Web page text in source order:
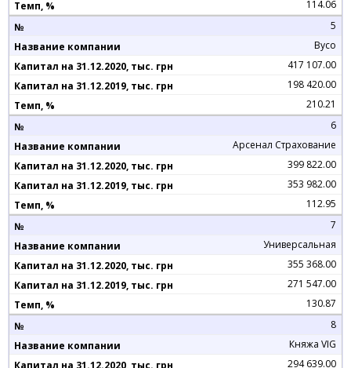
114.06
5
Вусо
417 107.00
198 420.00
210.21
6
Арсенал Страхование
399 822.00
353 982.00
112.95
7
Универсальная
355 368.00
271 547.00
130.87
8
Княжа VIG
294 639.00